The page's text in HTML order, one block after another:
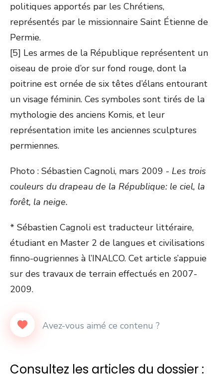
politiques apportés par les Chrétiens,
représentés par le missionnaire Saint Étienne de
Permie.
[5] Les armes de la République représentent un
oiseau de proie d’or sur fond rouge, dont la
poitrine est ornée de six têtes d’élans entourant
un visage féminin. Ces symboles sont tirés de la
mythologie des anciens Komis, et leur
représentation imite les anciennes sculptures
permiennes.
Photo : Sébastien Cagnoli, mars 2009 - Les trois
couleurs du drapeau de la République: le ciel, la
forêt, la neige.
* Sébastien Cagnoli est traducteur littéraire,
étudiant en Master 2 de langues et civilisations
finno-ougriennes à l’INALCO. Cet article s’appuie
sur des travaux de terrain effectués en 2007-
2009.
Consultez les articles du dossier :